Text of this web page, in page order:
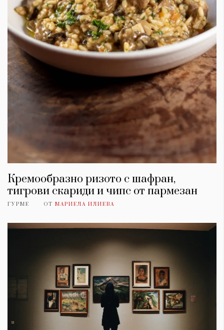
Кремообразно ризото с шафран,
тигрови скариди и чипс от пармезан
ГУРМЕ ОТ МАРИЕЛА ИЛИЕВА